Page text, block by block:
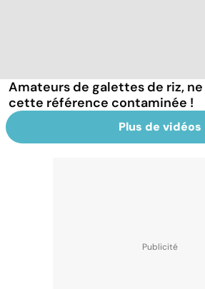
Amateurs de galettes de riz,
cette référence contaminée !
Plus de vidéos